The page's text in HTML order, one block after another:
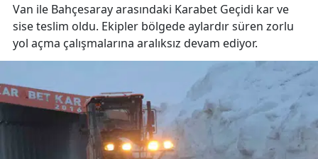
Van ile Bahçesaray arasındaki Karabet Geçidi kar ve
sise teslim oldu. Ekipler bölgede aylardır süren zorlu
yol açma çalışmalarına aralıksız devam ediyor.